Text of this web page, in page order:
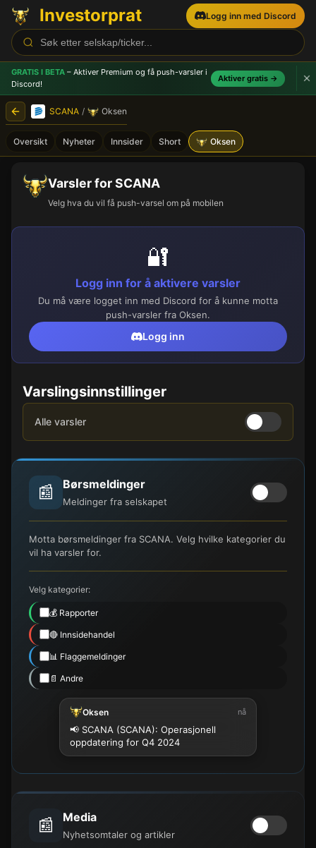
Investorprat Logg inn med Discord
GRATIS I BETA – Aktiver Premium og få push-varsler i
Discord!
Aktiver gratis →
SCANA / Oksen
Oversikt Nyheter Innsider Short Oksen
Varsler for SCANA
Velg hva du vil få push-varsel om på mobilen
🔐
Logg inn for å aktivere varsler
Du må være logget inn med Discord for å kunne motta
push-varsler fra Oksen.
Logg inn
Varslingsinnstillinger
Alle varsler
📰 Børsmeldinger
Meldinger fra selskapet
Motta børsmeldinger fra SCANA. Velg hvilke kategorier du
vil ha varsler for.
Velg kategorier:
💰 Rapporter
🔴 Innsidehandel
📊 Flaggemeldinger
📄 Andre
Oksen nå
📢 SCANA (SCANA): Operasjonell
oppdatering for Q4 2024
📰 Media
Nyhetsomtaler og artikler